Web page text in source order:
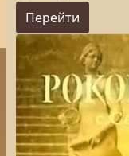
Перейти